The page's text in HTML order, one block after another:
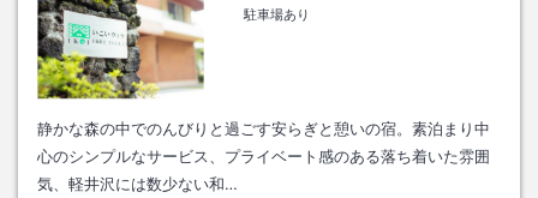
駐車場あり
静かな森の中でのんびりと過ごす安らぎと憩いの宿。素泊まり中
心のシンプルなサービス、プライベート感のある落ち着いた雰囲
気、軽井沢には数少ない和…